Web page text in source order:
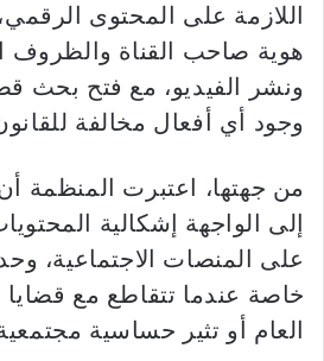
اللازمة على المحتوى
هوية صاحب القناة والظروف
ونشر الفيديو، مع فتح بحث
وجود أي أفعال مخالفة
من جهتها، اعتبرت المنظمة
إلى الواجهة إشكالية
على المنصات الاجتماعية،
خاصة عندما تتقاطع مع
العام أو تثير حساسية